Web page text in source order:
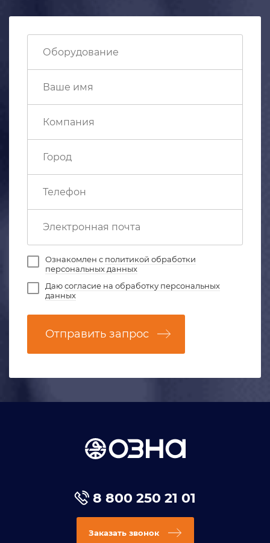
Ознакомлен с политикой обработки
персональных данных
Даюсогласие на обработку персональных
данных
Отправить запрос
8 800 250 21 01
Заказать звонок